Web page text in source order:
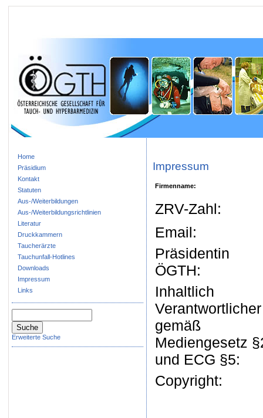
Home
Präsidium
Kontakt
Statuten
Aus-/Weiterbildungen
Aus-/Weiterbildungsrichtlinien
Literatur
Druckkammern
Taucherärzte
Tauchunfall-Hotlines
Downloads
Impressum
Links
Erweiterte Suche
Impressum
Firmenname:
ZRV-Zahl:
Email:
Präsidentin
ÖGTH:
Inhaltlich
Verantwortlicher
gemäß
Mediengesetz
und ECG §5:
Copyright: